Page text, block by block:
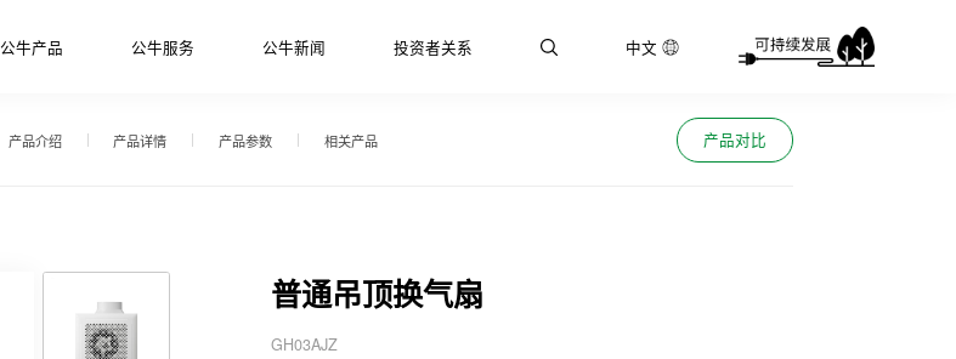
公牛产品 公牛服务 公牛新闻 投资者关系 中文
产品介绍 产品详情 产品参数 相关产品 产品对比
普通吊顶换气扇
GH03AJZ